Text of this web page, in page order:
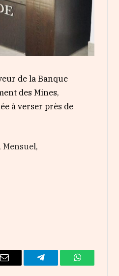
de la Banque
des Mines,
à verser près de
Email Telegram WhatsApp